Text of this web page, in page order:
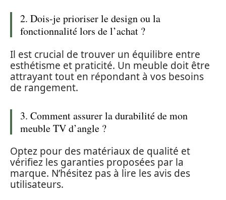
2. Dois-je prioriser le design ou la
fonctionnalité lors de l’achat ?
Il est crucial de trouver un équilibre entre
esthétisme et praticité. Un meuble doit être
attrayant tout en répondant à vos besoins
de rangement.
3. Comment assurer la durabilité de mon
meuble TV d’angle ?
Optez pour des matériaux de qualité et
vérifiez les garanties proposées par la
marque. N’hésitez pas à lire les avis des
utilisateurs.